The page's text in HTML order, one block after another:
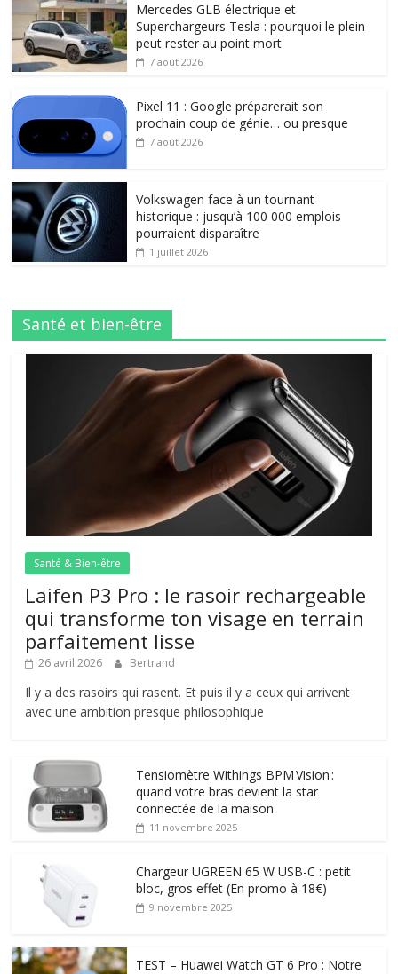
Mercedes GLB électrique et
Superchargeurs Tesla : pourquoi le plein
peut rester au point mort
7 août 2026
Pixel 11 : Google préparerait son
prochain coup de génie… ou presque
7 août 2026
Volkswagen face à un tournant
historique : jusqu’à 100 000 emplois
pourraient disparaître
1 juillet 2026
Santé et bien-être
Santé & Bien-être
Laifen P3 Pro : le rasoir rechargeable
qui transforme ton visage en terrain
parfaitement lisse
26 avril 2026 Bertrand
Il y a des rasoirs qui rasent. Et puis il y a ceux qui arrivent
avec une ambition presque philosophique
Tensiomètre Withings BPM Vision :
quand votre bras devient la star
connectée de la maison
11 novembre 2025
Chargeur UGREEN 65 W USB-C : petit
bloc, gros effet (En promo à 18€)
9 novembre 2025
TEST – Huawei Watch GT 6 Pro : Notre